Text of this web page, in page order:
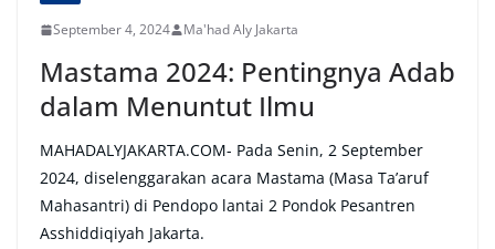
September 4, 2024 Ma'had Aly Jakarta
Mastama 2024: Pentingnya Adab
dalam Menuntut Ilmu
MAHADALYJAKARTA.COM- Pada Senin, 2 September
2024, diselenggarakan acara Mastama (Masa Ta’aruf
Mahasantri) di Pendopo lantai 2 Pondok Pesantren
Asshiddiqiyah Jakarta.